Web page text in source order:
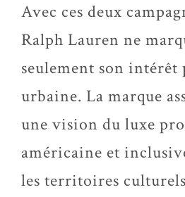
Avec ces deux
Ralph Lauren ne
seulement son
urbaine. La marque
une vision du luxe
américaine et
les territoires